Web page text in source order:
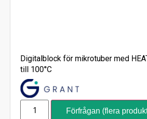
Digitalblock för mikrotuber med
till 100°C
Förfrågan (flera